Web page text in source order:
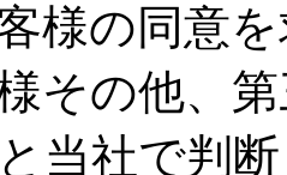
様の同意
その他、
当社で判